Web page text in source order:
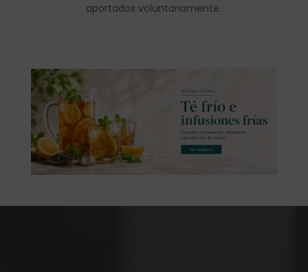
aportados voluntariamente.